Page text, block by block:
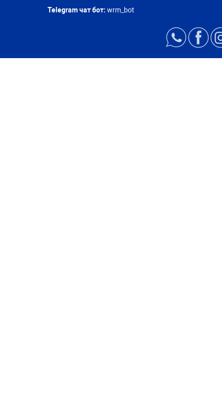
Telegram чат бот: wrm_bot